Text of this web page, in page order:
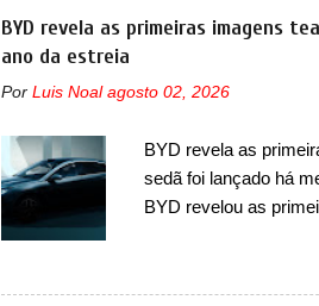
concorrentes, a Fiat
concorrência nunca
Fiat Strada é mais do
topo do mercado
prova viva que time
ela...
BYD revela as primeiras imagens
ano da estreia
Por Luis Noal agosto 02, 2026
BYD revela as
sedã foi lançado há
BYD revelou as
Seal 06 EV, lançado
modelo agora